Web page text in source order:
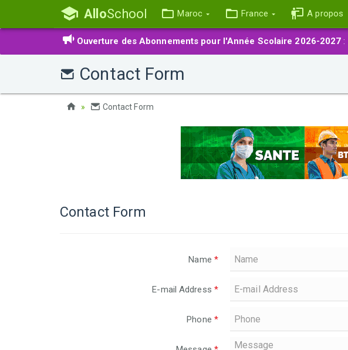
AlloSchool Maroc France A propos
Ouverture des Abonnements pour l'Année Scolaire 2026-2027 :
Contact Form
Contact Form
Contact Form
Name *
E-mail Address *
Phone *